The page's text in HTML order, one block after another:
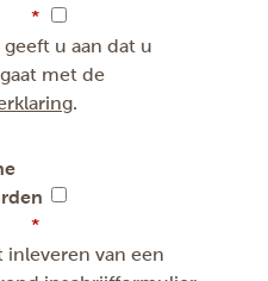
u aan dat u
met de
.
inleveren van een